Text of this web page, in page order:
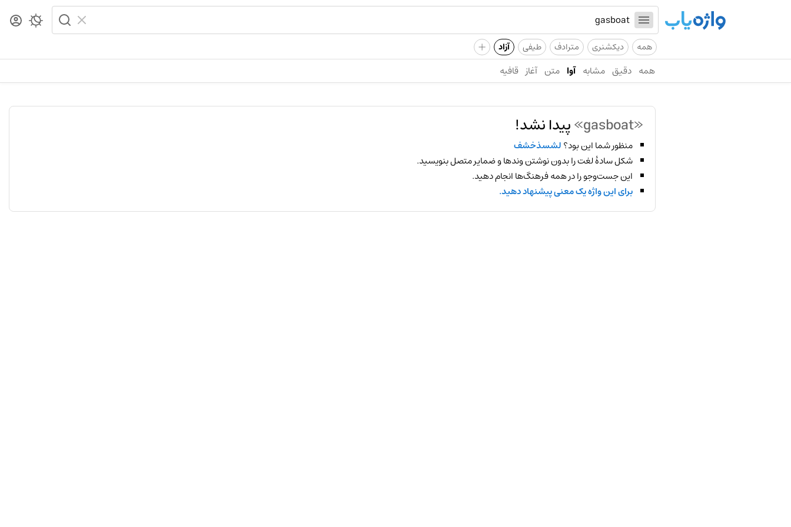
همه دیکشنری مترادف طیفی آزاد +
همه دقیق مشابه آوا متن آغاز قافیه
«gasboat» پیدا نشد!
منظور شما این بود؟لشسذخشف
شکل سادهٔ لغت را بدون نوشتن وندها و ضمایر متصل بنویسید.
این جست‌وجو را در همه فرهنگ‌ها انجام دهید.
برای این واژه یک معنی پیشنهاد دهید.